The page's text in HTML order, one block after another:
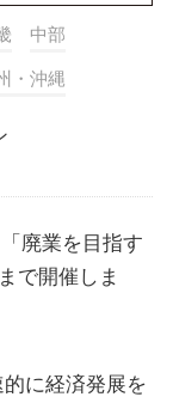
中部
・沖縄
廃業を目指す
で開催しま
に経済発展を